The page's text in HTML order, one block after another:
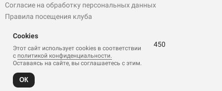
Согласие на обработку персональных данных
Правила посещения клуба
ИП Крупская И. В.
ОГРНИП 307402906400051 / ИНН 402705031450
Сайты и реклама
Cookies
Этот сайт использует cookies в соответствии
с политикой конфиденциальности.
Оставаясь на сайте, вы соглашаетесь с этим.
ОК